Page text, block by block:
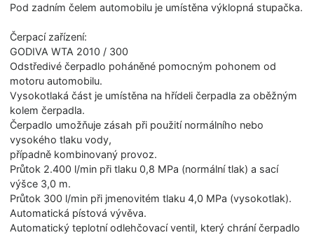
Pod zadním čelem automobilu je umístěna výklopná stupačka.
Čerpací zařízení:
GODIVA WTA 2010 / 300
Odstředivé čerpadlo poháněné pomocným pohonem od
motoru automobilu.
Vysokotlaká část je umístěna na hřídeli čerpadla za oběžným
kolem čerpadla.
Čerpadlo umožňuje zásah při použití normálního nebo
vysokého tlaku vody,
případně kombinovaný provoz.
Průtok 2.400 l/min při tlaku 0,8 MPa (normální tlak) a sací
výšce 3,0 m.
Průtok 300 l/min při jmenovitém tlaku 4,0 MPa (vysokotlak).
Automatická pístová vývěva.
Automatický teplotní odlehčovací ventil, který chrání čerpadlo